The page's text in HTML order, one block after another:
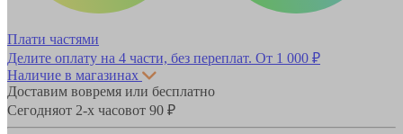
Плати частями
Делите оплату на 4 части, без переплат. От 1 000 ₽
Наличие в магазинах
Доставим вовремя или бесплатно
Сегодняот 2-х часовот 90 ₽